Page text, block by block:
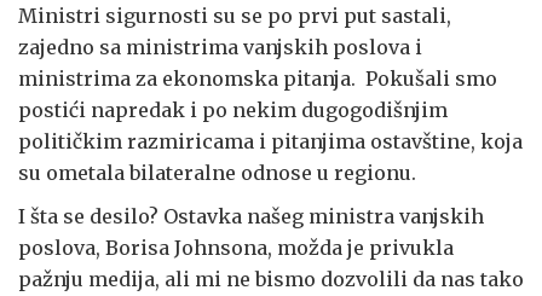
Ministri sigurnosti su se po prvi put sastali,
zajedno sa ministrima vanjskih poslova i
ministrima za ekonomska pitanja. Pokušali smo
postići napredak i po nekim dugogodišnjim
političkim razmiricama i pitanjima ostavštine, koja
su ometala bilateralne odnose u regionu.
I šta se desilo? Ostavka našeg ministra vanjskih
poslova, Borisa Johnsona, možda je privukla
pažnju medija, ali mi ne bismo dozvolili da nas tako